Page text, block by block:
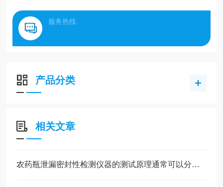
服务热线
产品分类
相关文章
农药瓶泄漏密封性检测仪器的测试原理通常可以分为以下几个步骤